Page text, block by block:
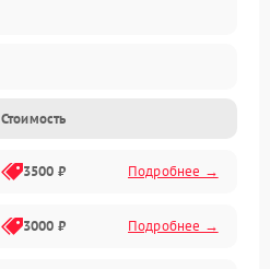
Стоимость
3500 ₽ Подробнее →
3000 ₽ Подробнее →